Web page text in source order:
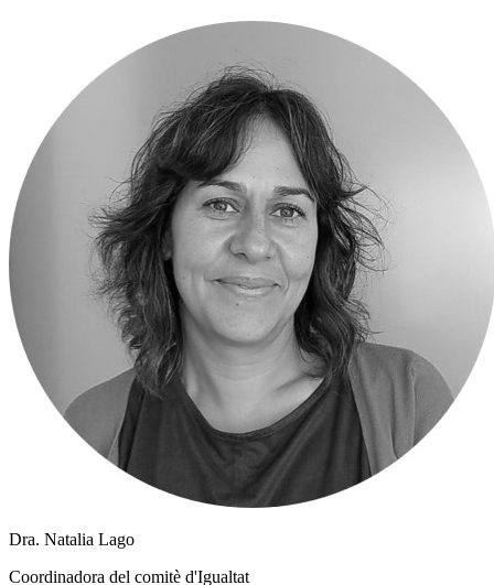
Dra. Natalia Lago
Coordinadora del comitè d'Igualtat